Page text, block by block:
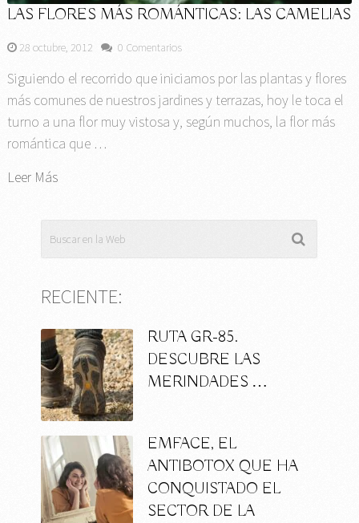
LAS FLORES MÁS ROMÁNTICAS: LAS CAMELIAS
28 octubre, 2012 0 Comentarios
Siguiendo el recorrido que iniciamos por las plantas y flores
más comunes de nuestros jardines y terrazas, hoy le toca el
turno a una flor muy vistosa y, según muchos, la flor más
romántica que …
Leer Más
RECIENTE:
RUTA GR-85.
DESCUBRE LAS
MERINDADES …
EMFACE, EL
ANTIBOTOX QUE HA
CONQUISTADO EL
SECTOR DE LA